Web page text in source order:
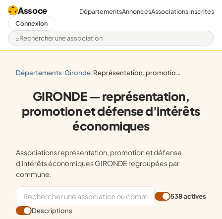
Assoce
Rechercher une association
DépartementsAnnoncesAssociations inscrites
Connexion
départements/ gironde/ représentation, promotion et défense d'intérêts économiques
GIRONDE — représentation,
promotion et défense d'intérêts
économiques
Associations représentation, promotion et défense
d'intérêts économiques GIRONDE regroupées par
commune.
538 actives
Descriptions